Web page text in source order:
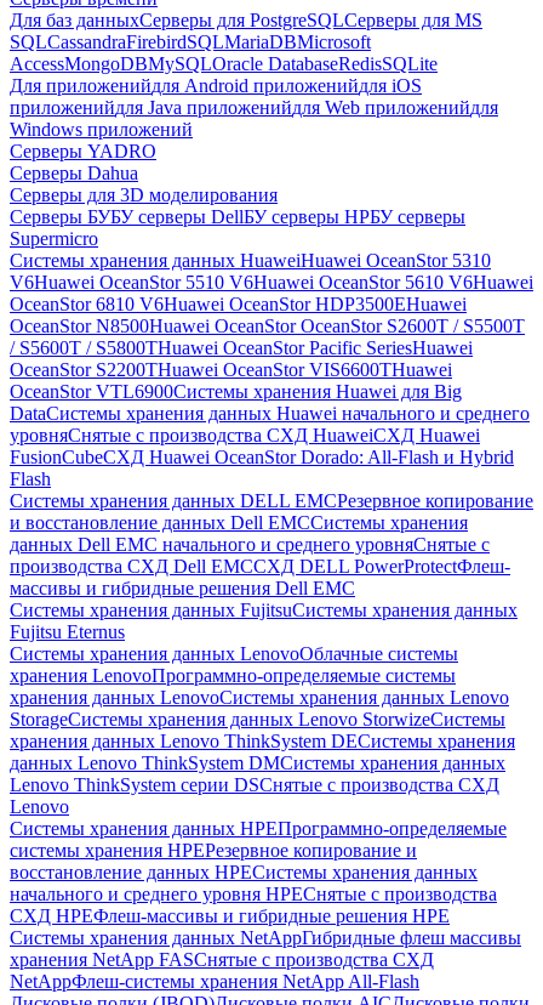
Для баз данныхСерверы для PostgreSQLСерверы для MS
SQLCassandraFirebirdSQLMariaDBMicrosoft
AccessMongoDBMySQLOracle DatabaseRedisSQLite
Для приложенийдля Android приложенийдля iOS
приложенийдля Java приложенийдля Web приложенийдля
Windows приложений
Серверы YADRO
Серверы Dahua
Серверы для 3D моделирования
Серверы БУБУ серверы DellБУ серверы HPБУ серверы
Supermicro
Системы хранения данных HuaweiHuawei OceanStor 5310
V6Huawei OceanStor 5510 V6Huawei OceanStor 5610 V6Huawei
OceanStor 6810 V6Huawei OceanStor HDP3500EHuawei
OceanStor N8500Huawei OceanStor OceanStor S2600T / S5500T
/ S5600T / S5800THuawei OceanStor Pacific SeriesHuawei
OceanStor S2200THuawei OceanStor VIS6600THuawei
OceanStor VTL6900Системы хранения Huawei для Big
DataСистемы хранения данных Huawei начального и среднего
уровняСнятые с производства СХД HuaweiСХД Huawei
FusionCubeСХД Huawei OceanStor Dorado: All-Flash и Hybrid
Flash
Системы хранения данных DELL EMCРезервное копирование
и восстановление данных Dell EMCСистемы хранения
данных Dell EMC начального и среднего уровняСнятые с
производства СХД Dell EMCСХД DELL PowerProtectФлеш-
массивы и гибридные решения Dell EMC
Системы хранения данных FujitsuСистемы хранения данных
Fujitsu Eternus
Системы хранения данных LenovoОблачные системы
хранения LenovoПрограммно-определяемые системы
хранения данных LenovoСистемы хранения данных Lenovo
StorageСистемы хранения данных Lenovo StorwizeСистемы
хранения данных Lenovo ThinkSystem DEСистемы хранения
данных Lenovo ThinkSystem DMСистемы хранения данных
Lenovo ThinkSystem серии DSСнятые с производства СХД
Lenovo
Системы хранения данных HPEПрограммно-определяемые
системы хранения HPEРезервное копирование и
восстановление данных HPEСистемы хранения данных
начального и среднего уровня HPEСнятые с производства
СХД HPEФлеш-массивы и гибридные решения HPE
Cистемы хранения данных NetAppГибридные флеш массивы
хранения NetApp FASСнятые с производства СХД
NetAppФлеш-системы хранения NetApp All-Flash